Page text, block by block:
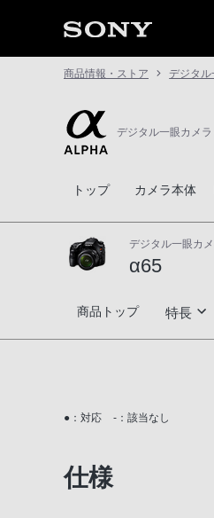
商品情報・ストア デジタ
デジタル一眼カメラ
トップ カメラ本体
デジタル一眼カ
α65
α65
商品トップ 特長
●：対応 -：該当なし
仕様